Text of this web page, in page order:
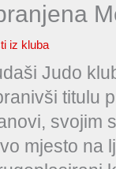
iz kluba
Judo
titulu
svojim
mjesto na